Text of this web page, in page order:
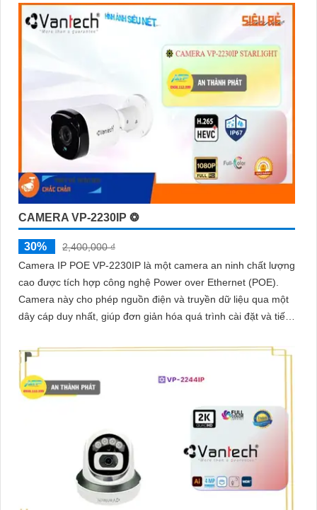
CAMERA VP-2230IP ❂
30%
2,400,000 ₫
Camera IP POE VP-2230IP là một camera an ninh chất lượng
cao được tích hợp công nghệ Power over Ethernet (POE).
Camera này cho phép nguồn điện và truyền dữ liệu qua một
dây cáp duy nhất, giúp đơn giản hóa quá trình cài đặt và tiết